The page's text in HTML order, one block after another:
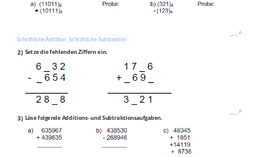
/4P
Schriftliche Addition, Schriftliche Subtraktion
2) Setze die fehlenden Ziffern ein.
/4P
3) Löse folgende Additions- und Subtraktionsaufgaben.